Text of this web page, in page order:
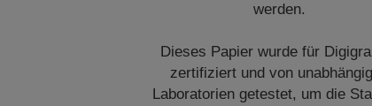
werden.
Dieses Papier wurde für
zertifiziert und von
Laboratorien getestet, um die